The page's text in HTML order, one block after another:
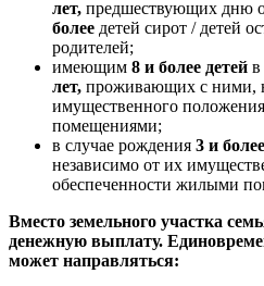
лет, предшествующих дню
более детей сирот / детей
родителей;
имеющим 8 и более детей в
лет, проживающих с ними,
имущественного
помещениями;
в случае рождения 3 и
независимо от их
обеспеченности жилыми
Вместо земельного участка
денежную выплату.
может направляться: